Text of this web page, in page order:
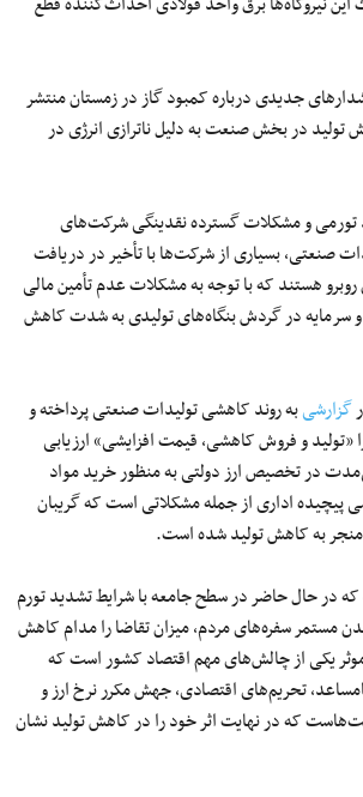
جدیدی درباره کمبود گاز در زمستان منتشر
تولید در بخش صنعت به دلیل ناترازی انرژی در
تورمی و مشکلات گسترده نقدینگی شرکت‌های
صنعتی، بسیاری از شرکت‌ها با تأخیر در دریافت
هستند که با توجه به مشکلات عدم تأمین مالی
و سرمایه در گردش بنگاه‌های تولیدی به شدت کاهش
گزارشیبه روند کاهشی تولیدات صنعتی پرداخته و
و فروش کاهشی، قیمت افزایشی» ارزیابی
در تخصیص ارز دولتی به منظور خرید مواد
پیچیده اداری از جمله مشکلاتی است که گریبان
منجر به کاهش تولید شده است.
که در حال حاضر در سطح جامعه با شرایط تشدید تورم
سفره‌های مردم، میزان تقاضا را مدام کاهش
یکی از چالش‌های مهم اقتصاد کشور است که
تحریم‌های اقتصادی، جهش مکرر نرخ ارز و
که در نهایت اثر خود را در کاهش تولید نشان